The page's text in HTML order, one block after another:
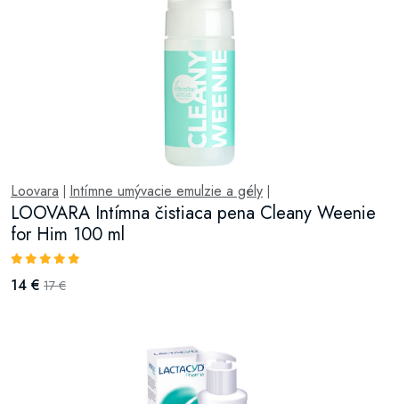
Loovara Intímne umývacie emulzie a gély
LOOVARA Intímna čistiaca pena Cleany Weenie
for Him 100 ml
14 € 17 €